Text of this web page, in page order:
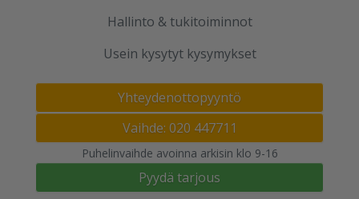
Hallinto & tukitoiminnot
Usein kysytyt kysymykset
Yhteydenottopyyntö
Vaihde: 020 447711
Puhelinvaihde avoinna arkisin klo 9-16
Pyydä tarjous